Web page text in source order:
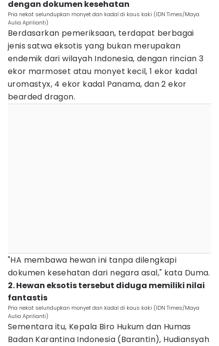
dengan dokumen kesehatan
Pria nekat selundupkan monyet dan kadal di kaus kaki (IDN Times/Maya
Aulia Aprilianti)
Berdasarkan pemeriksaan, terdapat berbagai
jenis satwa eksotis yang bukan merupakan
endemik dari wilayah Indonesia, dengan rincian 3
ekor marmoset atau monyet kecil, 1 ekor kadal
uromastyx, 4 ekor kadal Panama, dan 2 ekor
bearded dragon.
"HA membawa hewan ini tanpa dilengkapi
dokumen kesehatan dari negara asal," kata Duma.
2. Hewan eksotis tersebut diduga memiliki nilai
fantastis
Pria nekat selundupkan monyet dan kadal di kaus kaki (IDN Times/Maya
Aulia Aprilianti)
Sementara itu, Kepala Biro Hukum dan Humas
Badan Karantina Indonesia (Barantin), Hudiansyah